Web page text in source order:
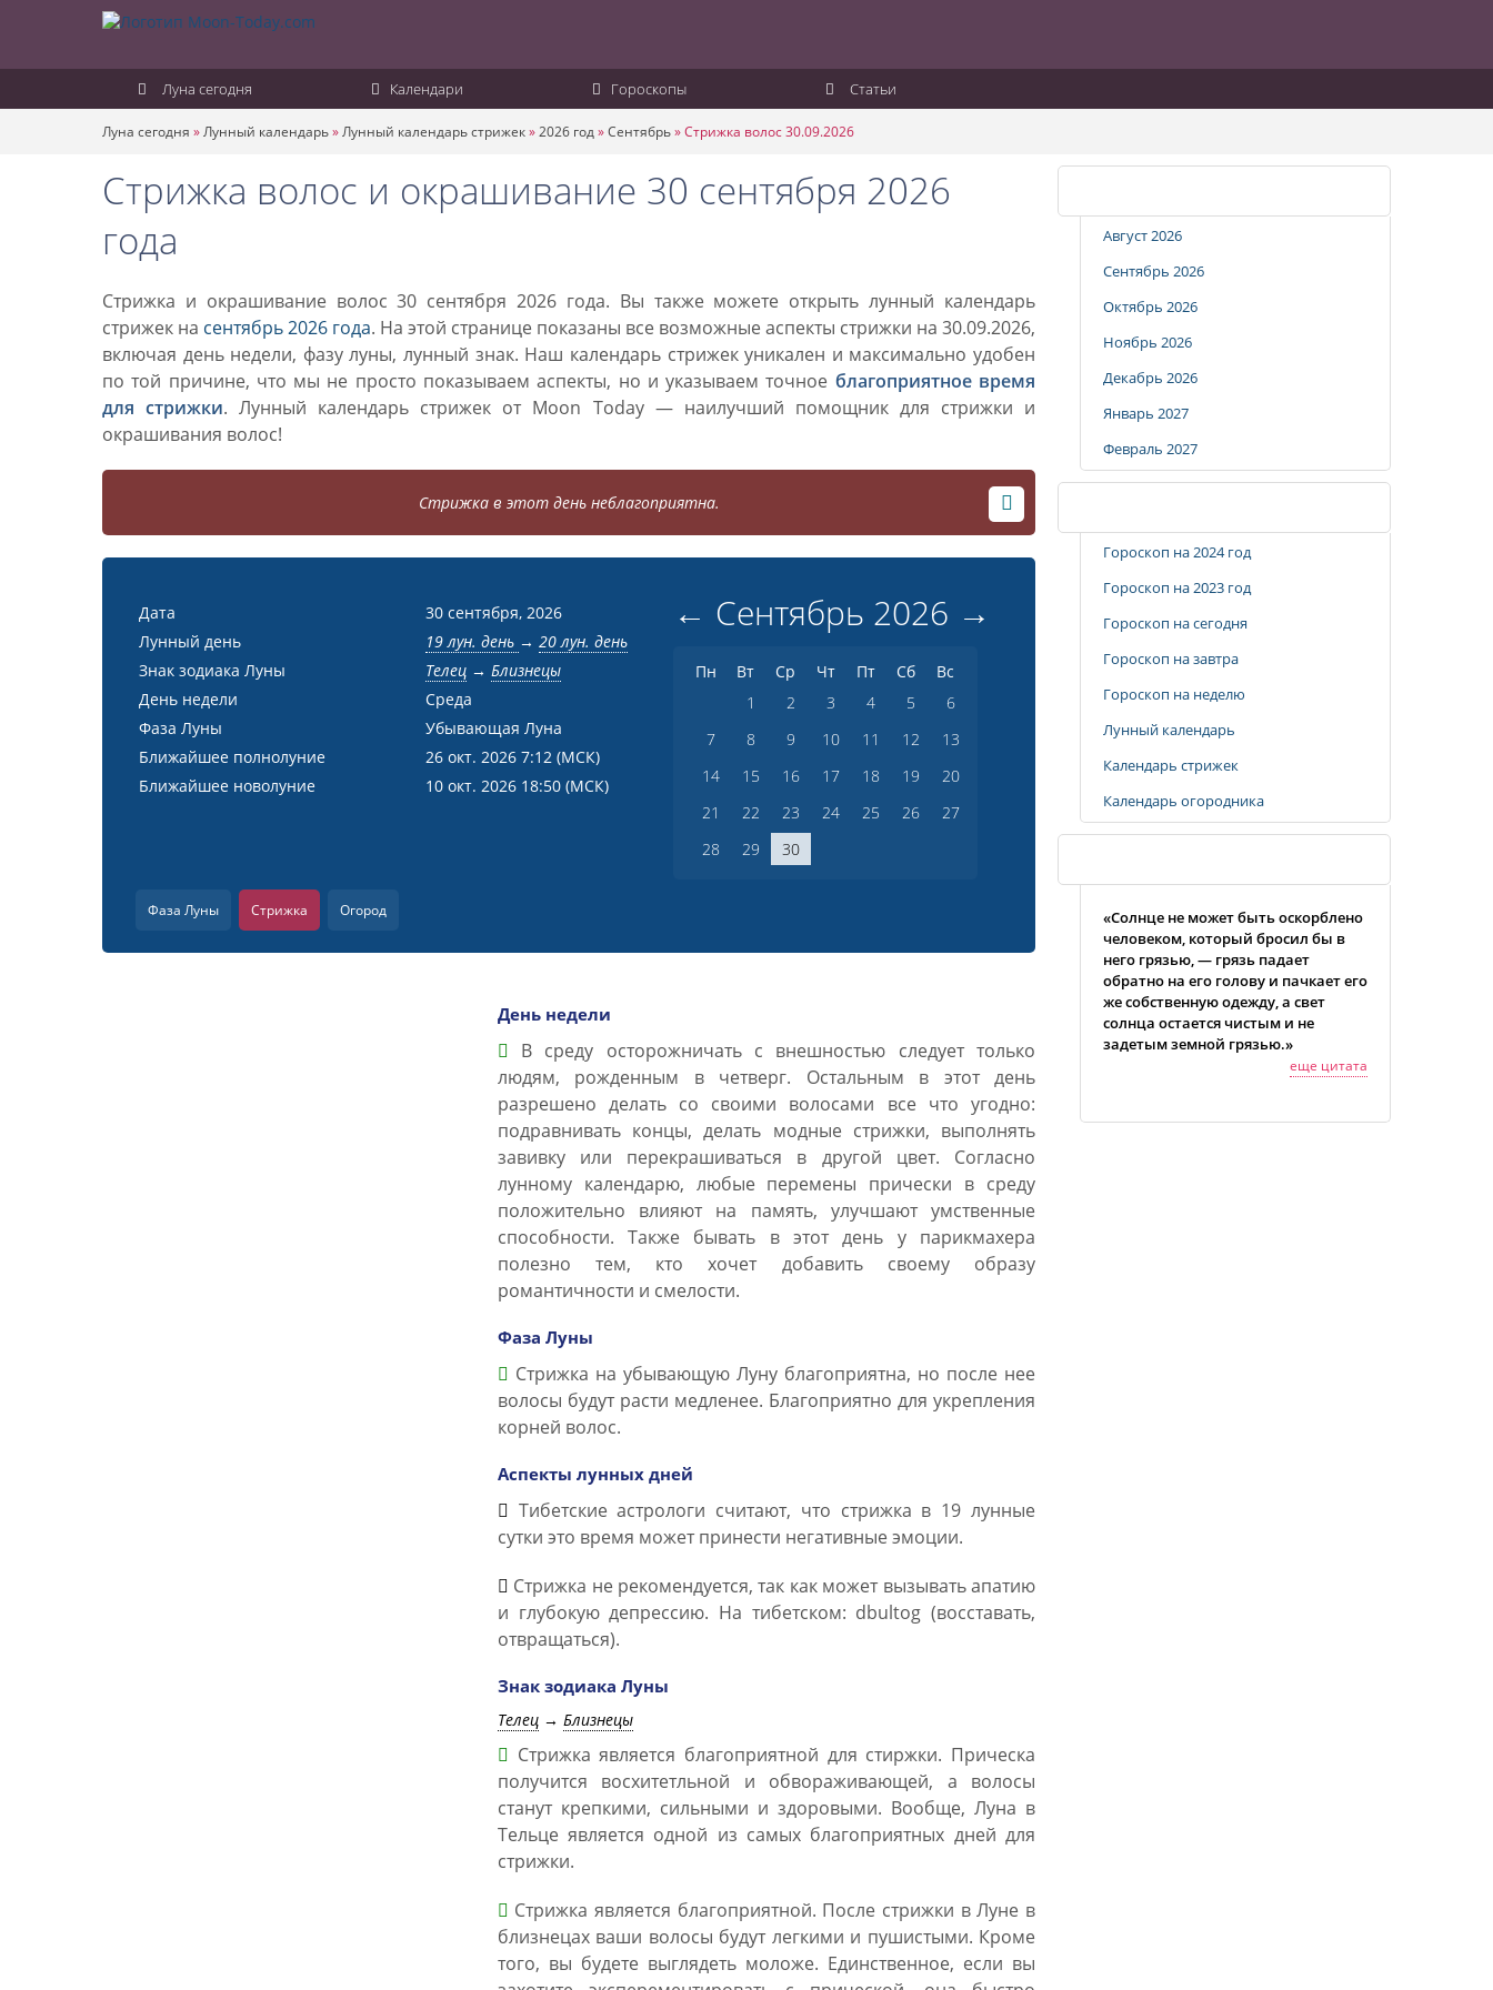
Луна сегодня Календари Гороскопы Статьи
Луна сегодня »Лунный календарь»Лунный календарь стрижек»2026 год»Сентябрь»Стрижка волос 30.09.2026
Стрижка волос и окрашивание 30 сентября 2026
года
Стрижка и окрашивание волос 30 сентября 2026 года. Вы также можете открыть лунный календарь
стрижек на сентябрь 2026 года. На этой странице показаны все возможные аспекты стрижки на 30.09.2026,
включая день недели, фазу луны, лунный знак. Наш календарь стрижек уникален и максимально удобен
по той причине, что мы не просто показываем аспекты, но и указываем точное благоприятное время
для стрижки. Лунный календарь стрижек от Moon Today — наилучший помощник для стрижки и
окрашивания волос!
Стрижка в этот день неблагоприятна.
Дата
30 сентября, 2026
Лунный день
19 лун. день → 20 лун. день
Знак зодиака Луны
Телец→ Близнецы
День недели
Среда
Фаза Луны
Убывающая Луна
Ближайшее полнолуние
26 окт. 2026 7:12 (МСК)
Ближайшее новолуние
10 окт. 2026 18:50 (МСК)
← Сентябрь 2026 →
Пн Вт Ср Чт Пт Сб
Вс
1
2 3 4 5
6
7
8 9 10 11 12
13
14
15 16 17 18 19
20
21
22 23 24 25 26
27
28
29 30
Фаза Луны Стрижка Огород
День недели
В среду осторожничать с внешностью следует только
людям, рожденным в четверг. Остальным в этот день
разрешено делать со своими волосами все что угодно:
подравнивать концы, делать модные стрижки, выполнять
завивку или перекрашиваться в другой цвет. Согласно
лунному календарю, любые перемены прически в среду
положительно влияют на память, улучшают умственные
способности. Также бывать в этот день у парикмахера
полезно тем, кто хочет добавить своему образу
романтичности и смелости.
Фаза Луны
Стрижка на убывающую Луну благоприятна, но после нее
волосы будут расти медленее. Благоприятно для укрепления
корней волос.
Аспекты лунных дней
Тибетские астрологи считают, что стрижка в 19 лунные
сутки это время может принести негативные эмоции.
Стрижка не рекомендуется, так как может вызывать апатию
и глубокую депрессию. На тибетском: dbultog (восставать,
отвращаться).
Знак зодиака Луны
Телец→ Близнецы
Стрижка является благоприятной для стиржки. Прическа
получится восхитетльной и обвораживающей, а волосы
станут крепкими, сильными и здоровыми. Вообще, Луна в
Тельце является одной из самых благоприятных дней для
стрижки.
Стрижка является благоприятной. После стрижки в Луне в
близнецах ваши волосы будут легкими и пушистыми. Кроме
того, вы будете выглядеть моложе. Единственное, если вы
Август 2026
Сентябрь 2026
Октябрь 2026
Ноябрь 2026
Декабрь 2026
Январь 2027
Февраль 2027
Гороскоп на 2024 год
Гороскоп на 2023 год
Гороскоп на сегодня
Гороскоп на завтра
Гороскоп на неделю
Лунный календарь
Календарь стрижек
Календарь огородника
«Солнце не может быть оскорблено
человеком, который бросил бы в
него грязью, — грязь падает
обратно на его голову и пачкает его
же собственную одежду, а свет
солнца остается чистым и не
задетым земной грязью.»
еще цитата